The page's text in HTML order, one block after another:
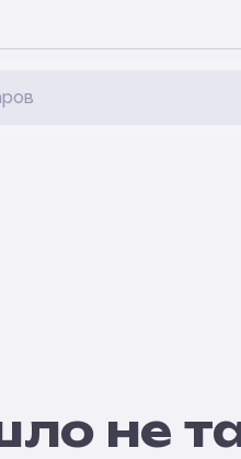
не